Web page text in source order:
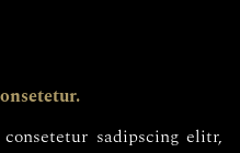
sadipscing elitr,